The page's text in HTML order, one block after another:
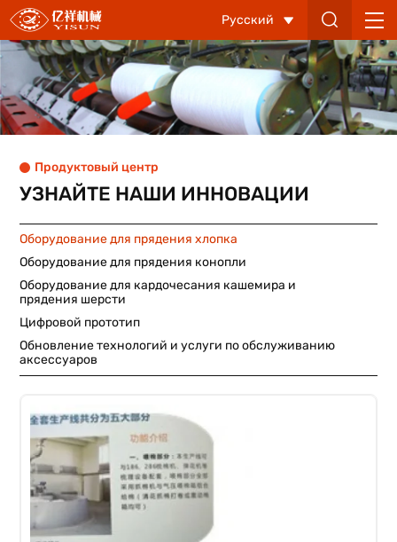
Линия
по
производству
одеял
Русский
Продуктовый центр
УЗНАЙТЕ НАШИ ИННОВАЦИИ
Оборудование для прядения хлопка
Оборудование для прядения конопли
Оборудование для кардочесания кашемира и
прядения шерсти
Цифровой прототип
Обновление технологий и услуги по обслуживанию
аксессуаров